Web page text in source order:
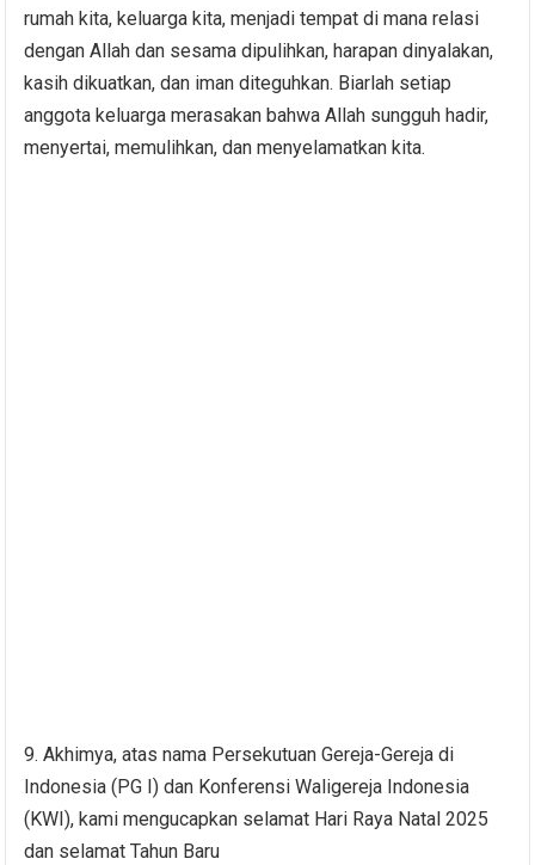
rumah kita, keluarga kita, menjadi tempat di mana relasi
dengan Allah dan sesama dipulihkan, harapan dinyalakan,
kasih dikuatkan, dan iman diteguhkan. Biarlah setiap
anggota keluarga merasakan bahwa Allah sungguh hadir,
menyertai, memulihkan, dan menyelamatkan kita.
9. Akhimya, atas nama Persekutuan Gereja-Gereja di
Indonesia (PG I) dan Konferensi Waligereja Indonesia
(KWI), kami mengucapkan selamat Hari Raya Natal 2025
dan selamat Tahun Baru